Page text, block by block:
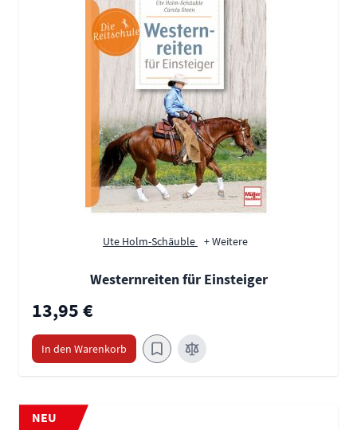
Ute Holm-Schäuble + Weitere
Westernreiten für Einsteiger
13,95 €
In den Warenkorb
NEU